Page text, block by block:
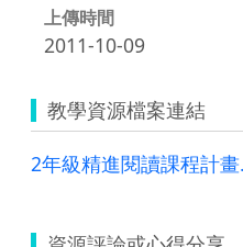
上傳時間
2011-10-09
教學資源檔案連結
2年級精進閱讀課程計